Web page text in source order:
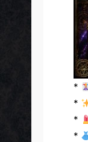
*
*
*
*